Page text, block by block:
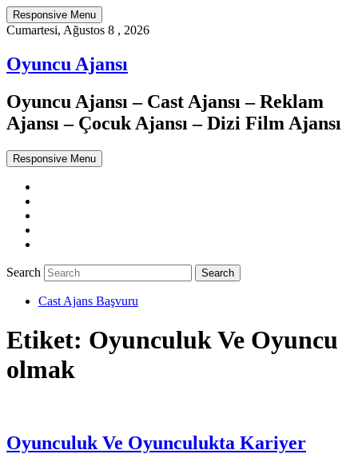
Responsive Menu
Cumartesi, Ağustos 8 , 2026
Oyuncu Ajansı
Oyuncu Ajansı – Cast Ajansı – Reklam
Ajansı – Çocuk Ajansı – Dizi Film Ajansı
Responsive Menu
Search
Cast Ajans Başvuru
Etiket: Oyunculuk Ve Oyuncu
olmak
Oyunculuk Ve Oyunculukta Kariyer